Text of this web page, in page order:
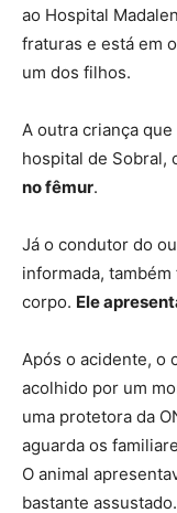
ao Hospital
fraturas e está em
um dos filhos.
A outra criança
hospital de Sobral,
no fêmur.
Já o condutor do
informada,
corpo. Ele
Após o acidente, o
acolhido por um
uma protetora da
aguarda os
O animal
bastante assustado.